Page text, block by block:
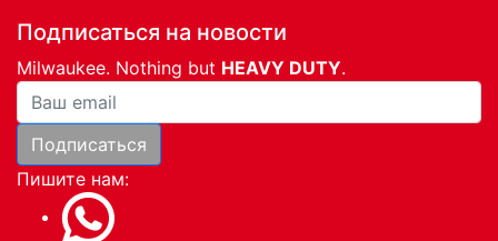
Подписаться на новости
Milwaukee. Nothing but HEAVY DUTY.
Ваша почта
Подписаться
Пишите нам: